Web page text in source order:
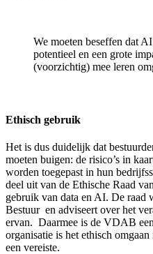
We moeten beseffen dat
potentieel en een grote
(voorzichtig) mee leren
Ethisch gebruik
Het is dus duidelijk dat
moeten buigen: de risico’s in
worden toegepast in hun
deel uit van de Ethische Raad
gebruik van data en AI. De raad
Bestuur en adviseert over het
ervan. Daarmee is de VDAB
organisatie is het ethisch
een vereiste.